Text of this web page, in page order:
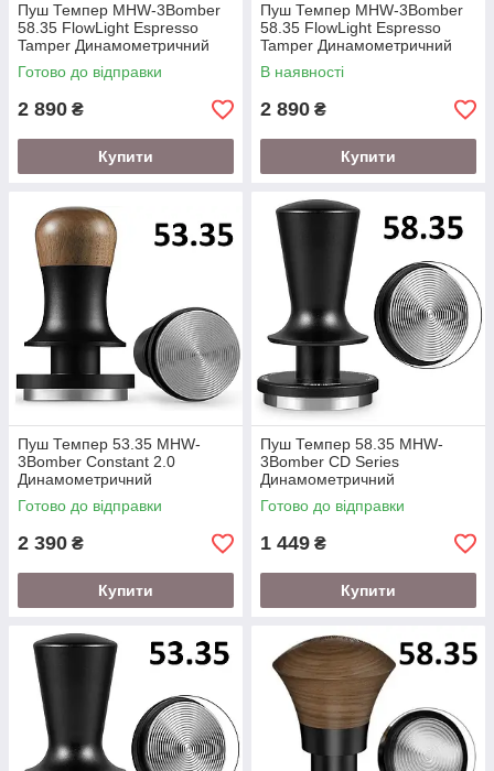
Пуш Темпер MHW-3Bomber
58.35 FlowLight Espresso
Tamper Динамометричний
Scorching Red
Готово до відправки
2 890 ₴
Купити
Пуш Темпер MHW-3Bomber
58.35 FlowLight Espresso
Tamper Динамометричний
Silver Black
В наявності
2 890 ₴
Купити
Пуш Темпер 53.35 MHW-
3Bomber Constant 2.0
Динамометричний
Готово до відправки
2 390 ₴
Купити
Пуш Темпер 58.35 MHW-
3Bomber CD Series
Динамометричний
Готово до відправки
1 449 ₴
Купити